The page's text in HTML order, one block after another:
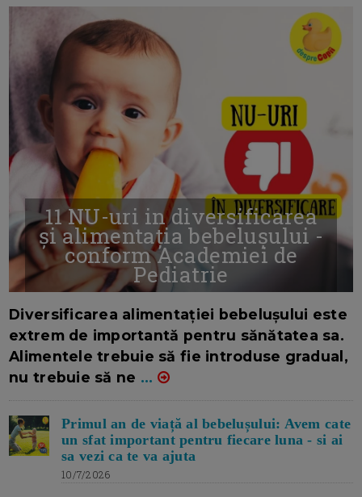
11 NU-uri in diversificarea
și alimentația bebelușului -
conform Academiei de
Pediatrie
Diversificarea alimentației bebelușului este
extrem de importantă pentru sănătatea sa.
Alimentele trebuie să fie introduse gradual,
nu trebuie să ne ...
Primul an de viață al bebelușului: Avem cate
un sfat important pentru fiecare luna - si ai
sa vezi ca te va ajuta
10/7/2026